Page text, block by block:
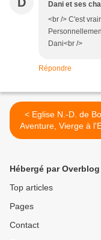
Dani et ses
<br /> C'est
Dani<br />
Répondre
< Eglise N.-D. de Bonne
Aventure, Vierge à
Hébergé par Overblog
Top articles
Pages
Contact